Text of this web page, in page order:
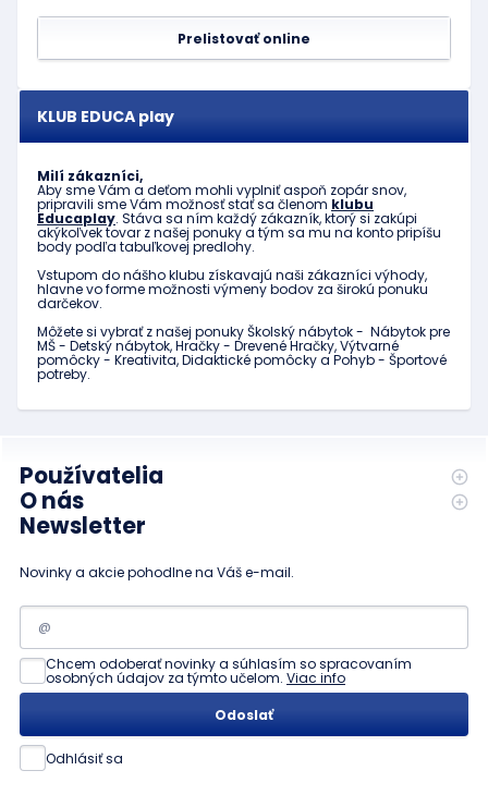
Prelistovať online
KLUB EDUCA play
Milí zákazníci,
Aby sme Vám a deťom mohli vyplniť aspoň zopár snov,
pripravili sme Vám možnosť stať sa členom klubu
Educaplay. Stáva sa ním každý zákazník, ktorý si zakúpi
akýkoľvek tovar z našej ponuky a tým sa mu na konto pripíšu
body podľa tabuľkovej predlohy.
Vstupom do nášho klubu získavajú naši zákazníci výhody,
hlavne vo forme možnosti výmeny bodov za širokú ponuku
darčekov.
Môžete si vybrať z našej ponuky Školský nábytok - Nábytok pre
MŠ - Detský nábytok, Hračky - Drevené Hračky, Výtvarné
pomôcky - Kreativita, Didaktické pomôcky a Pohyb - Športové
potreby.
Používatelia
O nás
Newsletter
Novinky a akcie pohodlne na Váš e-mail.
Chcem odoberať novinky a súhlasím so spracovaním
osobných údajov za týmto učelom. Viac info
Odoslať
Odhlásiť sa